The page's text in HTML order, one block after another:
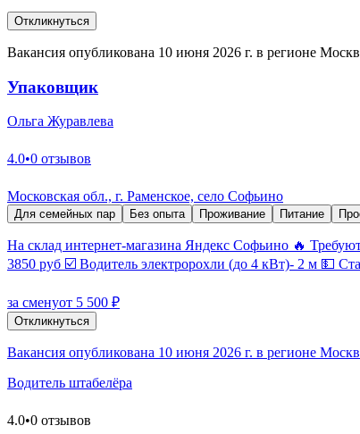
Откликнуться
Вакансия опубликована 10 июня 2026 г. в регионе
Упаковщик
Ольга Журавлева
4.0•0 отзывов
Московская обл., г. Раменское, село Софьино
Для семейных пар Без опыта Проживание Питание
На склад интернет-магазина Яндекс Софьино 🔥
3850 руб ☑️ Водитель электророхли (до 4 кВт)- 2 м 💵
за сменуот 5 500 ₽
Откликнуться
Вакансия опубликована 10 июня 2026 г. в регионе
Водитель штабелёра
4.0•0 отзывов